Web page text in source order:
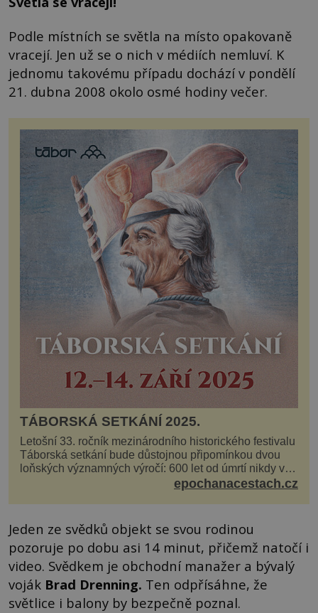
Podle místních se světla na místo opakovaně
vracejí. Jen už se o nich v médiích nemluví. K
jednomu takovému případu dochází v pondělí
21. dubna 2008 okolo osmé hodiny večer.
TÁBORSKÁ SETKÁNÍ 2025.
Letošní 33. ročník mezinárodního historického festivalu
Táborská setkání bude důstojnou připomínkou dvou
loňských významných výročí: 600 let od úmrtí nikdy v
poli neporaženého hejtmana Jana Žižky z Tr...
epochanacestach.cz
Jeden ze svědků objekt se svou rodinou
pozoruje po dobu asi 14 minut, přičemž natočí i
video. Svědkem je obchodní manažer a bývalý
voják Brad Drenning. Ten odpřísáhne, že
světlice i balony by bezpečně poznal.